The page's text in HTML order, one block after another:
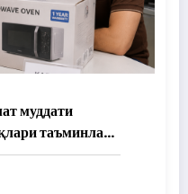
муддати
таъминлаб